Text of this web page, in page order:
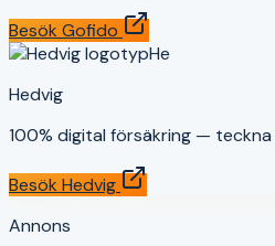
Besök Gofido
He
Hedvig
100% digital försäkring — teckna
Besök Hedvig
Annons